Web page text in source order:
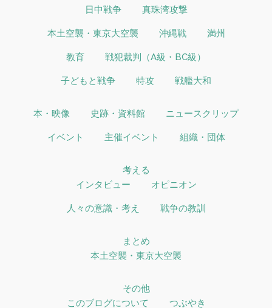
日中戦争
真珠湾攻撃
本土空襲・東京大空襲 沖縄戦 満州
教育 戦犯裁判（A級・BC級）
子どもと戦争 特攻 戦艦大和
本・映像 史跡・資料館 ニュースクリップ
イベント 主催イベント 組織・団体
考える
インタビュー
オピニオン
人々の意識・考え 戦争の教訓
まとめ
本土空襲・東京大空襲
その他
このブログについて
つぶやき